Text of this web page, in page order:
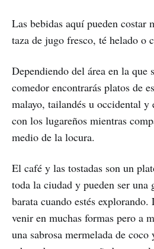
Las bebidas aquí pueden costar
taza de jugo fresco, té helado o
Dependiendo del área en la que
comedor encontrarás platos de
malayo, tailandés u occidental y
con los lugareños mientras
medio de la locura.
El café y las tostadas son un
toda la ciudad y pueden ser una
barata cuando estés explorando.
venir en muchas formas pero a
una sabrosa mermelada de